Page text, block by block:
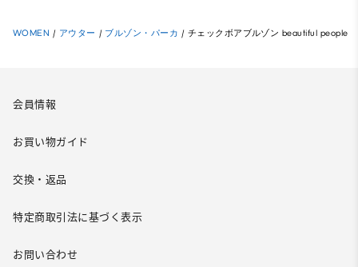
WOMEN / アウター / ブルゾン・パーカ / チェックボアブルゾン beautiful people
会員情報
お買い物ガイド
交換・返品
特定商取引法に基づく表示
お問い合わせ